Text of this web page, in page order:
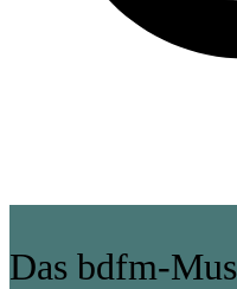
Das bdfm-